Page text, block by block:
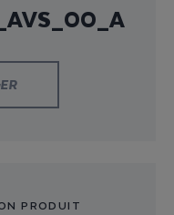
PRODUIT